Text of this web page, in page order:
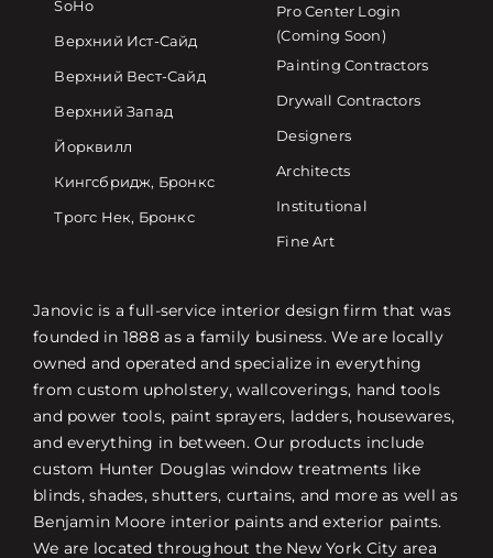
SoHo
Верхний Ист-Сайд
Верхний Вест-Сайд
Верхний Запад
Йорквилл
Кингсбридж, Бронкс
Трогс Нек, Бронкс
Pro Center Login
(Coming Soon)
Painting Contractors
Drywall Contractors
Designers
Architects
Institutional
Fine Art
Janovic is a full-service interior design firm that was
founded in 1888 as a family business. We are locally
owned and operated and specialize in everything
from custom upholstery, wallcoverings, hand tools
and power tools, paint sprayers, ladders, housewares,
and everything in between. Our products include
custom Hunter Douglas window treatments like
blinds, shades, shutters, curtains, and more as well as
Benjamin Moore interior paints and exterior paints.
We are located throughout the New York City area